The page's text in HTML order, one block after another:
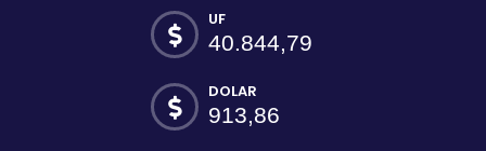
UF
40.844,79
DOLAR
913,86